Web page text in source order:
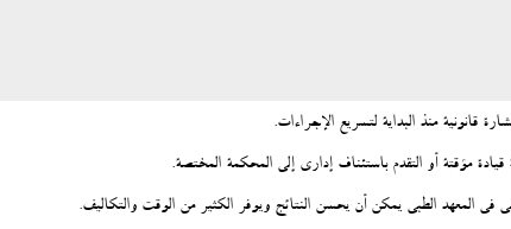
قانونية منذ البداية لتسريع الإجراءات.
مؤقتة أو التقدم باستئناف إداري إلى المحكمة المختصة.
في المعهد الطبي يمكن أن يحسن النتائج ويوفر الكثير من الوقت والتكاليف.